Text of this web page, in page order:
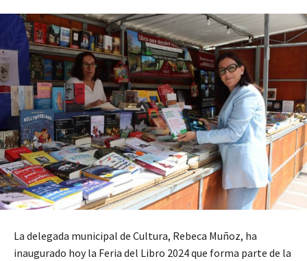
La delegada municipal de Cultura, Rebeca Muñoz, ha
inaugurado hoy la Feria del Libro 2024 que forma parte de la